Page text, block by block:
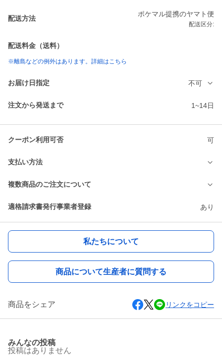
配送方法
ポケマル提携のヤマト便
配送区分:
配送料金（送料）
※離島などの例外はあります。詳細はこちら
お届け日指定 不可
注文から発送まで 1~14日
クーポン利用可否 可
支払い方法
複数商品のご注文について
適格請求書発行事業者登録 あり
私たちについて
商品について生産者に質問する
商品をシェア リンクをコピー
みんなの投稿
投稿はありません